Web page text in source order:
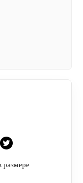
размере